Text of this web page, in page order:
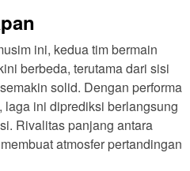
ini, kedua tim bermain
berbeda, terutama dari sisi
solid. Dengan performa
ini diprediksi berlangsung
Rivalitas panjang antara
atmosfer pertandingan